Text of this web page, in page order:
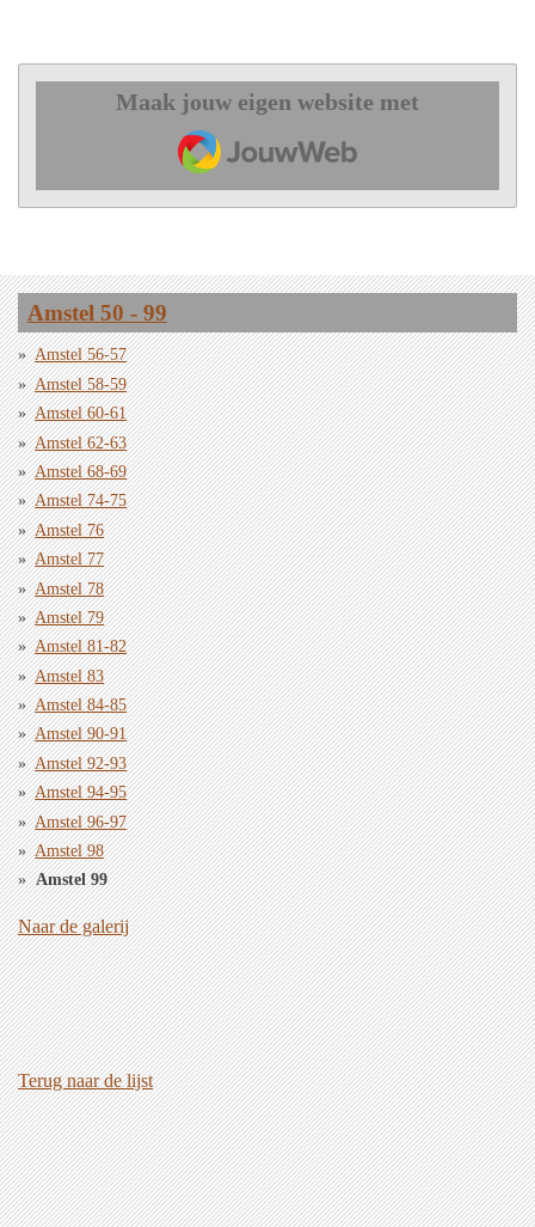
Maak jouw eigen website met
JouwWeb
Amstel 50 - 99
Amstel 56-57
Amstel 58-59
Amstel 60-61
Amstel 62-63
Amstel 68-69
Amstel 74-75
Amstel 76
Amstel 77
Amstel 78
Amstel 79
Amstel 81-82
Amstel 83
Amstel 84-85
Amstel 90-91
Amstel 92-93
Amstel 94-95
Amstel 96-97
Amstel 98
Amstel 99
Naar de galerij
Terug naar de lijst